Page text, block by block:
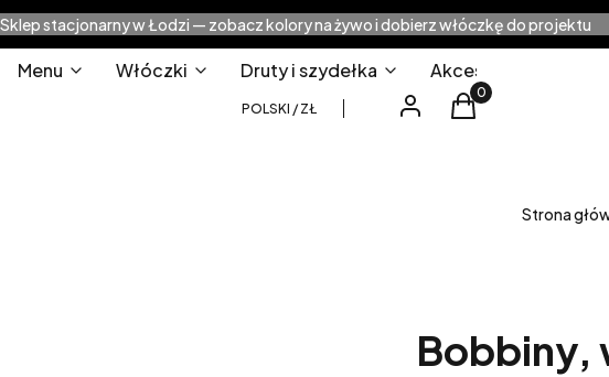
Sklep stacjonarny w Łodzi — zobacz kolory na żywo i dobierz włóczkę do projektu
Menu Włóczki Druty i szydełka Akcesoria
POLSKI / ZŁ Zaloguj sięProdukty w
Koszyk
Strona
Bobbiny,